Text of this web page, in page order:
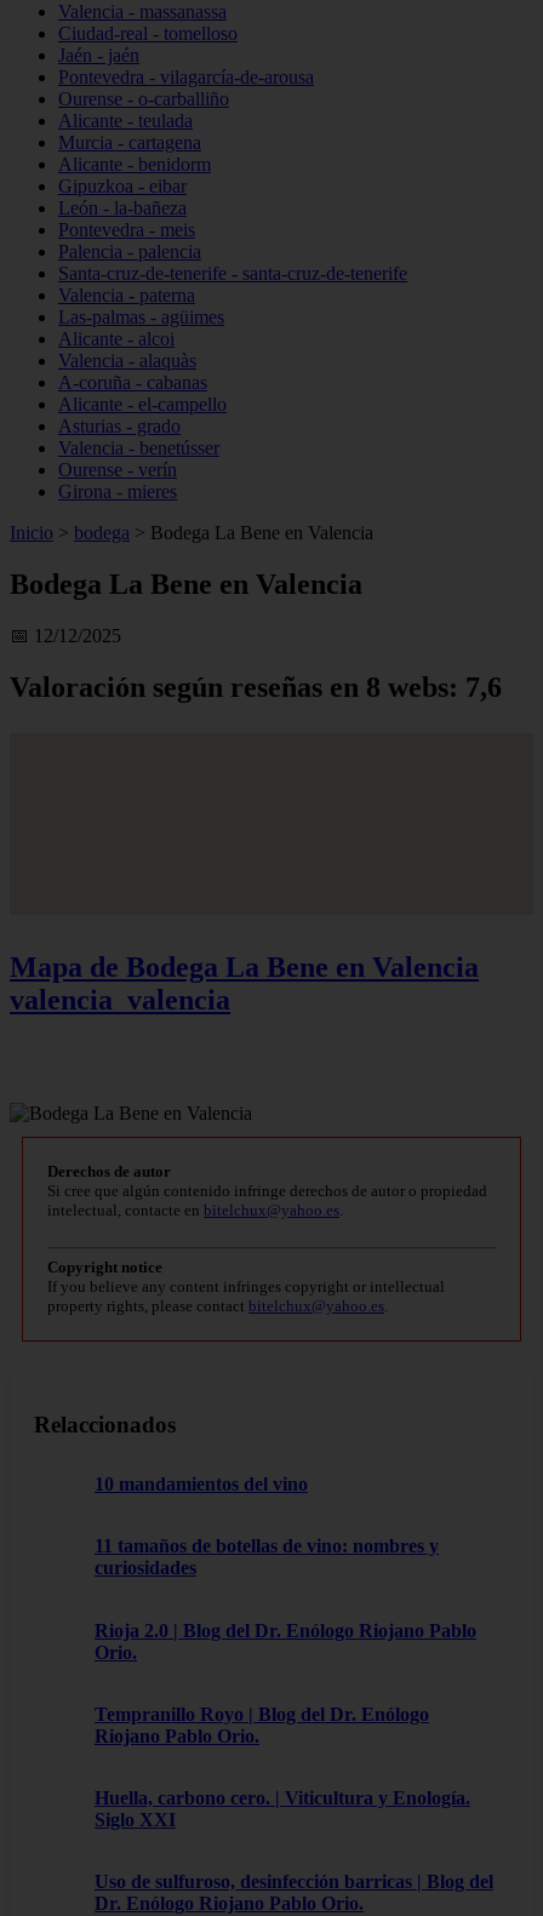
Valencia - massanassa
Ciudad-real - tomelloso
Jaén - jaén
Pontevedra - vilagarcía-de-arousa
Ourense - o-carballiño
Alicante - teulada
Murcia - cartagena
Alicante - benidorm
Gipuzkoa - eibar
León - la-bañeza
Pontevedra - meis
Palencia - palencia
Santa-cruz-de-tenerife - santa-cruz-de-tenerife
Valencia - paterna
Las-palmas - agüimes
Alicante - alcoi
Valencia - alaquàs
A-coruña - cabanas
Alicante - el-campello
Asturias - grado
Valencia - benetússer
Ourense - verín
Girona - mieres
Inicio > bodega > Bodega La Bene en Valencia
Bodega La Bene en Valencia
📅 12/12/2025
Valoración según reseñas en 8 webs: 7,6
Mapa de Bodega La Bene en Valencia
valencia_valencia
Derechos de autor
Si cree que algún contenido infringe derechos de autor o propiedad
intelectual, contacte en bitelchux@yahoo.es
Copyright notice
If you believe any content infringes copyright or intellectual
property rights, please contact bitelchux@yahoo.es
Relaccionados
10 mandamientos del vino
11 tamaños de botellas de vino: nombres y
curiosidades
Rioja 2.0 | Blog del Dr. Enólogo Riojano Pablo
Orio.
Tempranillo Royo | Blog del Dr. Enólogo
Riojano Pablo Orio.
Huella, carbono cero. | Viticultura y Enología.
Siglo XXI
Uso de sulfuroso, desinfección barricas | Blog del
Dr. Enólogo Riojano Pablo Orio.